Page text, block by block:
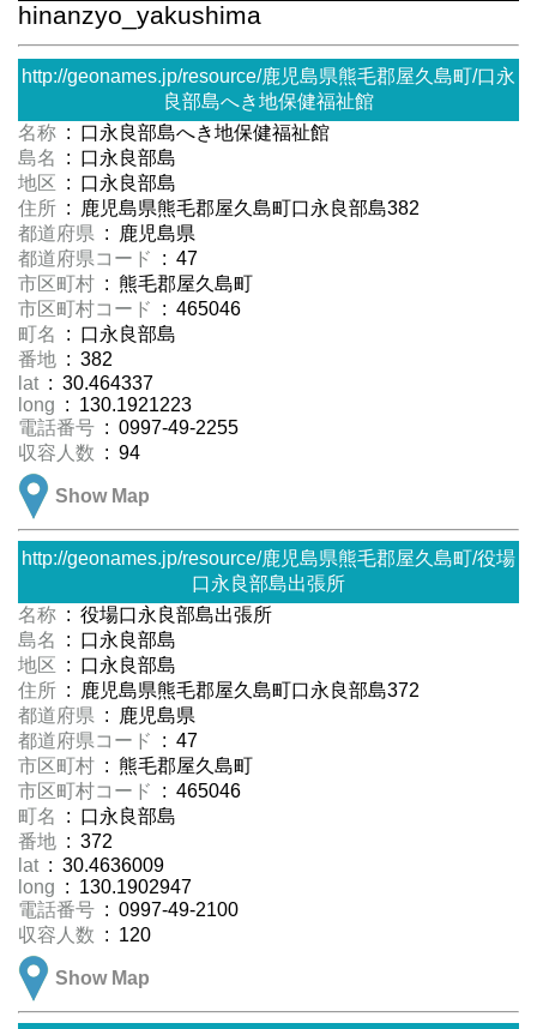
hinanzyo_yakushima
http://geonames.jp/resource/鹿児島県熊毛郡屋久島町/口永
良部島へき地保健福祉館
名称 : 口永良部島へき地保健福祉館
島名
: 口永良部島
地区 : 口永良部島
住所 : 鹿児島県熊毛郡屋久島町口永良部島382
都道府県 : 鹿児島県
都道府県コード
: 47
市区町村 : 熊毛郡屋久島町
市区町村コード
: 465046
町名
: 口永良部島
番地 : 382
lat : 30.464337
long : 130.1921223
電話番号 : 0997-49-2255
収容人数 : 94
Show Map
http://geonames.jp/resource/鹿児島県熊毛郡屋久島町/役場
口永良部島出張所
名称 : 役場口永良部島出張所
島名
: 口永良部島
地区 : 口永良部島
住所 : 鹿児島県熊毛郡屋久島町口永良部島372
都道府県 : 鹿児島県
都道府県コード
: 47
市区町村 : 熊毛郡屋久島町
市区町村コード
: 465046
町名
: 口永良部島
番地 : 372
lat : 30.4636009
long : 130.1902947
電話番号 : 0997-49-2100
収容人数 : 120
Show Map